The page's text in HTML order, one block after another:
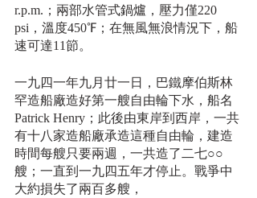
r.p.m.；兩部水管式鍋爐，壓力僅220
psi，溫度450℉；在無風無浪情況下，船
速可達11節。
一九四一年九月廿一日，巴鐵摩伯斯林
罕造船廠造好第一艘自由輪下水，船名
Patrick Henry；此後由東岸到西岸，一共
有十八家造船廠承造這種自由輪，建造
時間每艘只要兩週，一共造了二七○○
艘；一直到一九四五年才停止。戰爭中
大約損失了兩百多艘，